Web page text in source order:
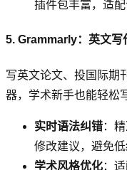
插件包丰富，适
5. Grammarly：英文写
写英文论文、投国际期
器，学术新手也能轻松
实时语法纠错：
修改建议，避免低
学术风格优化：